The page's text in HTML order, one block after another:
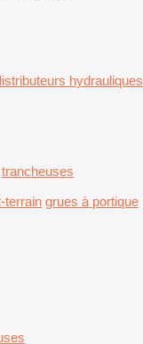
hydrauliques
trancheuses
terrain grues à portique